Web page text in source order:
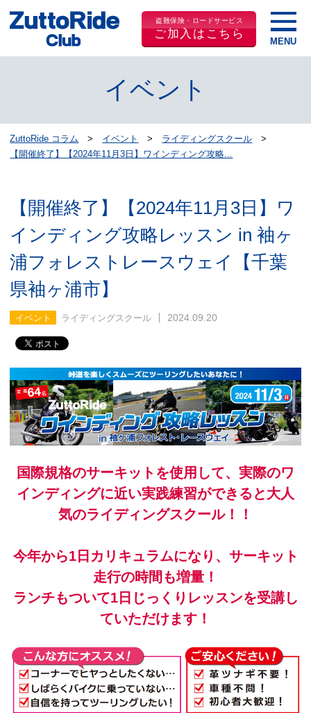
盗難保険・ロードサービス
ご加入はこちら
イベント
ZuttoRide コラム イベント
ライディングスクール
【開催終了】【2024年11月3日】ワインディング攻略...
【開催終了】【2024年11月3日】ワ
インディング攻略レッスン in 袖ヶ
浦フォレストレースウェイ【千葉
県袖ヶ浦市】
イベント ライディングスクール 2024.09.20
国際規格のサーキットを使用して、実際のワ
インディングに近い実践練習ができると大人
気のライディングスクール！！
今年から1日カリキュラムになり、サーキット
走行の時間も増量！
ランチもついて1日じっくりレッスンを受講し
ていただけます！